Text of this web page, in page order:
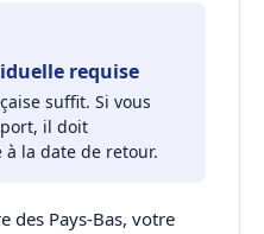
requise
suffit. Si vous
il doit
la date de retour.
des Pays-Bas, votre